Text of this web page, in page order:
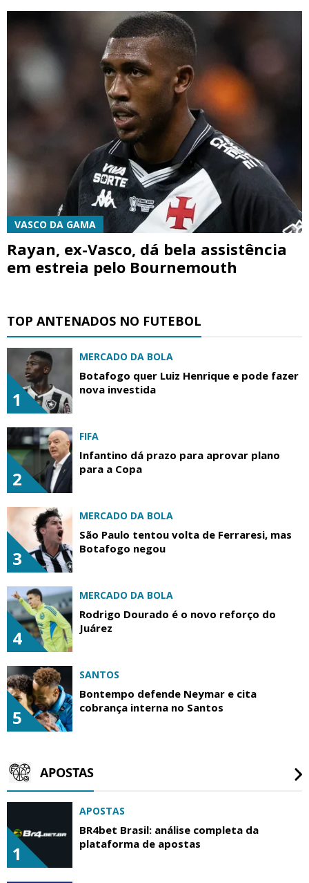
VASCO DA GAMA
Rayan, ex-Vasco, dá bela assistência
em estreia pelo Bournemouth
TOP ANTENADOS NO FUTEBOL
1
MERCADO DA BOLA
Botafogo quer Luiz Henrique e pode fazer
nova investida
2
FIFA
Infantino dá prazo para aprovar plano
para a Copa
3
MERCADO DA BOLA
São Paulo tentou volta de Ferraresi, mas
Botafogo negou
4
MERCADO DA BOLA
Rodrigo Dourado é o novo reforço do
Juárez
5
SANTOS
Bontempo defende Neymar e cita
cobrança interna no Santos
APOSTAS
1
APOSTAS
BR4bet Brasil: análise completa da
plataforma de apostas